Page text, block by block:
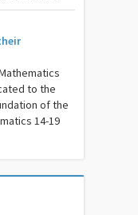
to the
of the
14-19